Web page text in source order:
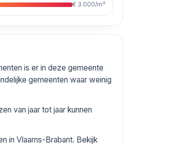
€ 3.000/m²
is er in deze gemeente
gemeenten waar weinig
van jaar tot jaar kunnen
in Vlaams-Brabant. Bekijk